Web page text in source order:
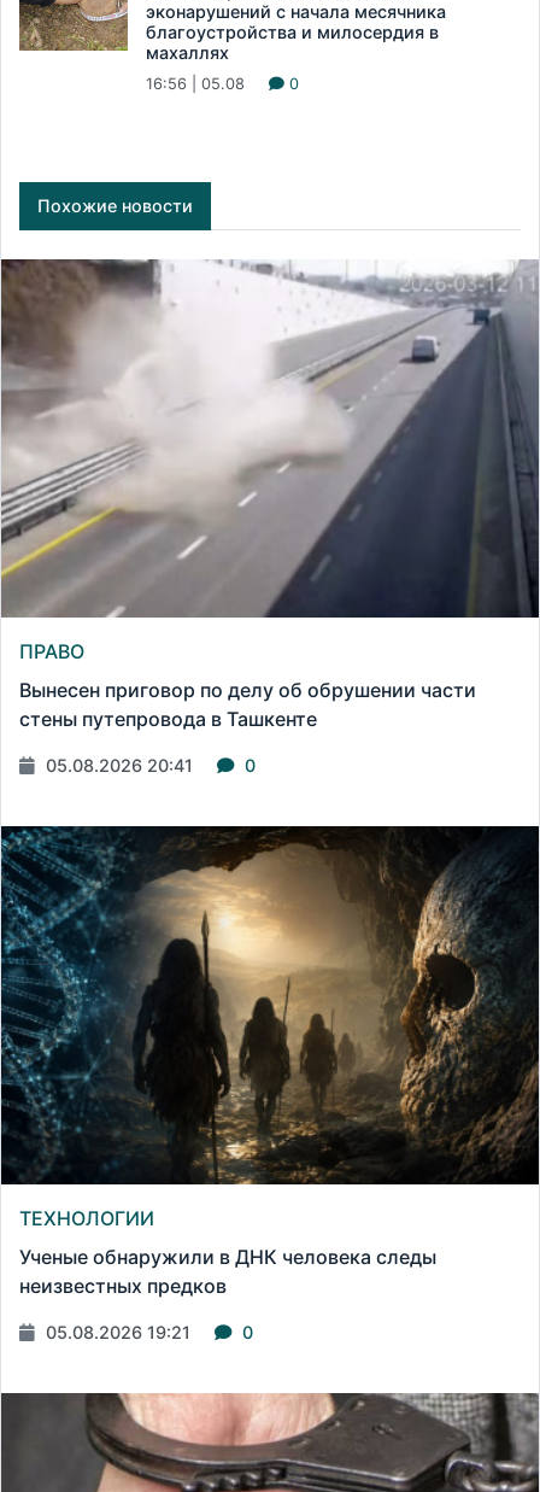
эконарушений с начала месячника
благоустройства и милосердия в
махаллях
16:56 | 05.08 0
Похожие новости
ПРАВО
Вынесен приговор по делу об обрушении части
стены путепровода в Ташкенте
05.08.2026 20:41 0
ТЕХНОЛОГИИ
Ученые обнаружили в ДНК человека следы
неизвестных предков
05.08.2026 19:21 0